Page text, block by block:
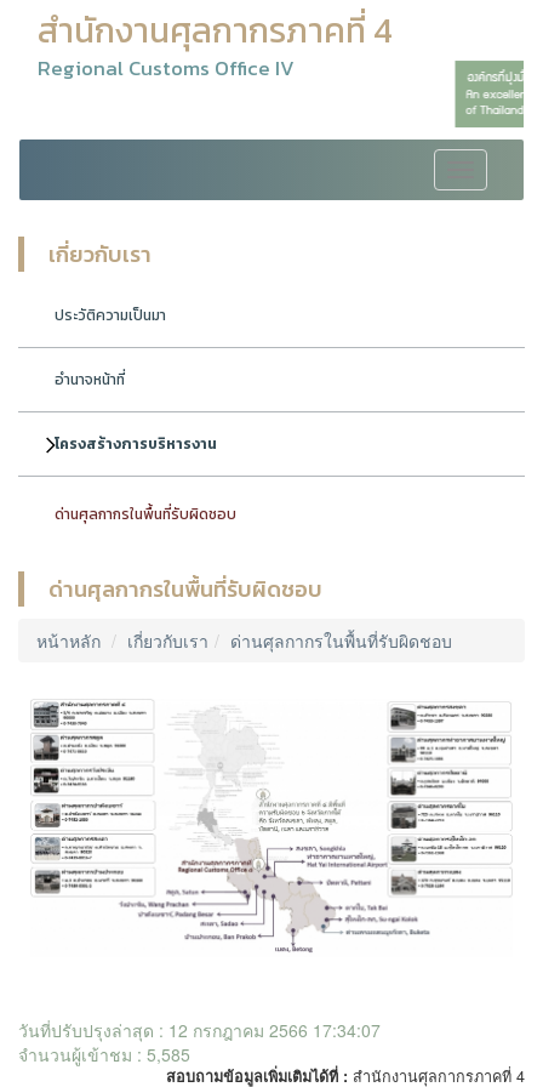
สำนักงานศุลกากรภาคที่ 4
Regional Customs Office IV
navigation
เกี่ยวกับเรา
ประวัติความเป็นมา
อำนาจหน้าที่
โครงสร้างการบริหารงาน
ด่านศุลกากรในพื้นที่รับผิดชอบ
ด่านศุลกากรในพื้นที่รับผิดชอบ
หน้าหลัก เกี่ยวกับเรา ด่านศุลกากรในพื้นที่รับผิดชอบ
วันที่ปรับปรุงล่าสุด : 12 กรกฎาคม 2566 17:34:07
จำนวนผู้เข้าชม : 5,585
สอบถามข้อมูลเพิ่มเติมได้ที่ : สำนักงานศุลกากรภาคที่ 4